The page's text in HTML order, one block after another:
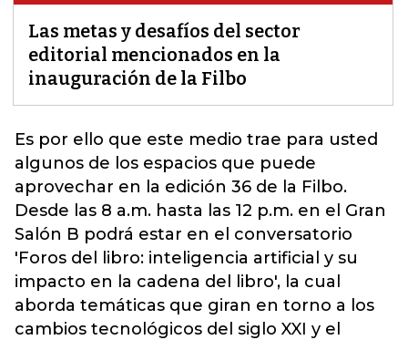
Las metas y desafíos del sector
editorial mencionados en la
inauguración de la Filbo
Es por ello que este medio trae para usted
algunos de los espacios que puede
aprovechar en la edición 36 de la Filbo.
Desde las 8 a.m. hasta las 12 p.m. en el Gran
Salón B podrá estar en el conversatorio
'Foros del libro: inteligencia artificial y su
impacto en la cadena del libro', la cual
aborda temáticas que giran en torno a los
cambios tecnológicos del siglo XXI y el